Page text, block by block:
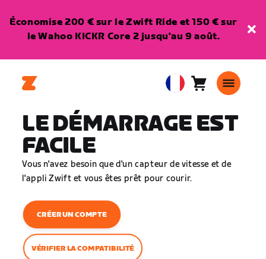
Économise 200 € sur le Zwift Ride et 150 € sur
le Wahoo KICKR Core 2 jusqu'au 9 août.
European
Français
Panier0
LE DÉMARRAGE EST
FACILE
Vous n'avez besoin que d'un capteur de vitesse et de
l'appli Zwift et vous êtes prêt pour courir.
CRÉER UN COMPTE
VÉRIFIER LA COMPATIBILITÉ